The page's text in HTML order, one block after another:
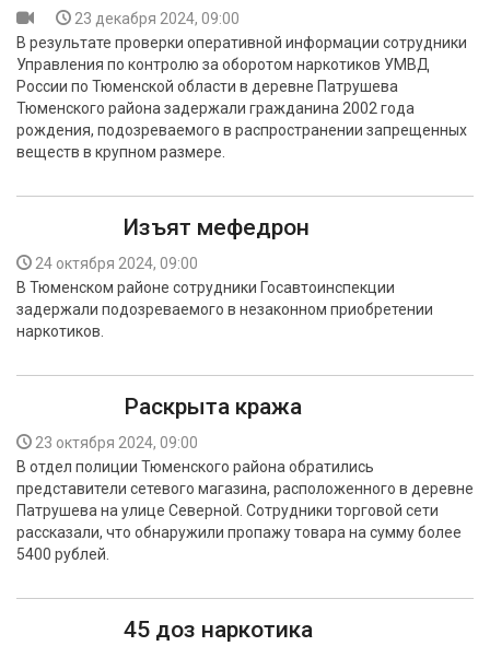
23 декабря 2024, 09:00
В результате проверки оперативной информации сотрудники
Управления по контролю за оборотом наркотиков УМВД
России по Тюменской области в деревне Патрушева
Тюменского района задержали гражданина 2002 года
рождения, подозреваемого в распространении запрещенных
веществ в крупном размере.
Изъят мефедрон
24 октября 2024, 09:00
В Тюменском районе сотрудники Госавтоинспекции
задержали подозреваемого в незаконном приобретении
наркотиков.
Раскрыта кража
23 октября 2024, 09:00
В отдел полиции Тюменского района обратились
представители сетевого магазина, расположенного в деревне
Патрушева на улице Северной. Сотрудники торговой сети
рассказали, что обнаружили пропажу товара на сумму более
5400 рублей.
45 доз наркотика